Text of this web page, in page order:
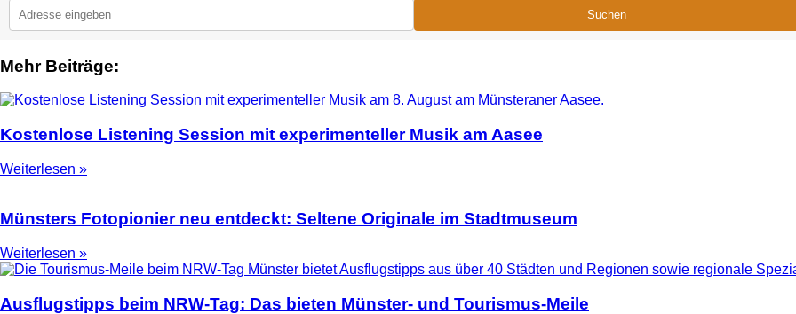
Suchen
Mehr Beiträge:
Kostenlose Listening Session mit experimenteller Musik am Aasee
Weiterlesen »
Münsters Fotopionier neu entdeckt: Seltene Originale im Stadtmuseum
Weiterlesen »
Ausflugstipps beim NRW-Tag: Das bieten Münster- und Tourismus-Meile